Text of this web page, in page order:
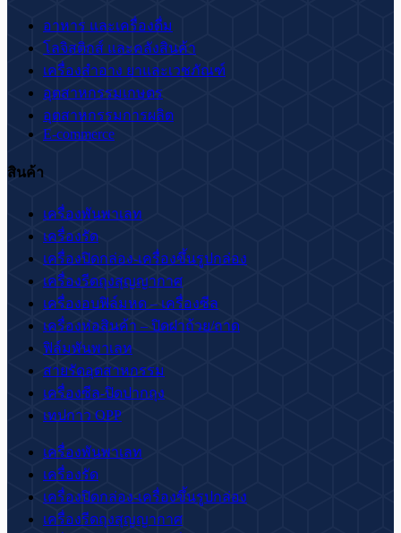
อาหาร และเครื่องดื่ม
โลจิสติกส์ และคลังสินค้า
เครื่องสำอาง ยาและเวชภัณฑ์
อุตสาหกรรมเกษตร
อุตสาหกรรมการผลิต
E-commerce
สินค้า
เครื่องพันพาเลท
เครื่องรัด
เครื่องปิดกล่อง-เครื่องขึ้นรูปกล่อง
เครื่องรีดถุงสุญญากาศ
เครื่องอบฟิล์มหด – เครื่องซีล
เครื่องห่อสินค้า – ปิดฝาถ้วย/ถาด
ฟิล์มพันพาเลท
สายรัดอุตสาหกรรม
เครื่องซีล-ปิดปากถุง
เทปกาว OPP
เครื่องพันพาเลท
เครื่องรัด
เครื่องปิดกล่อง-เครื่องขึ้นรูปกล่อง
เครื่องรีดถุงสุญญากาศ